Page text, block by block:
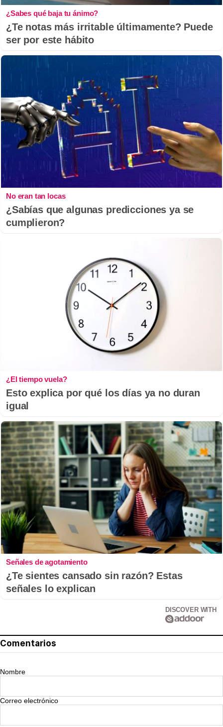
¿Sabes qué baja tu ánimo?
¿Te notas más irritable últimamente? Puede
ser por este hábito
No eran tan locas
¿Sabías que algunas predicciones ya se
cumplieron?
¿El tiempo vuela?
Esto explica por qué los días ya no duran
igual
Señales de agotamiento
¿Te sientes cansado sin razón? Estas
señales lo explican
DISCOVER WITH
Comentarios
Nombre
Correo electrónico